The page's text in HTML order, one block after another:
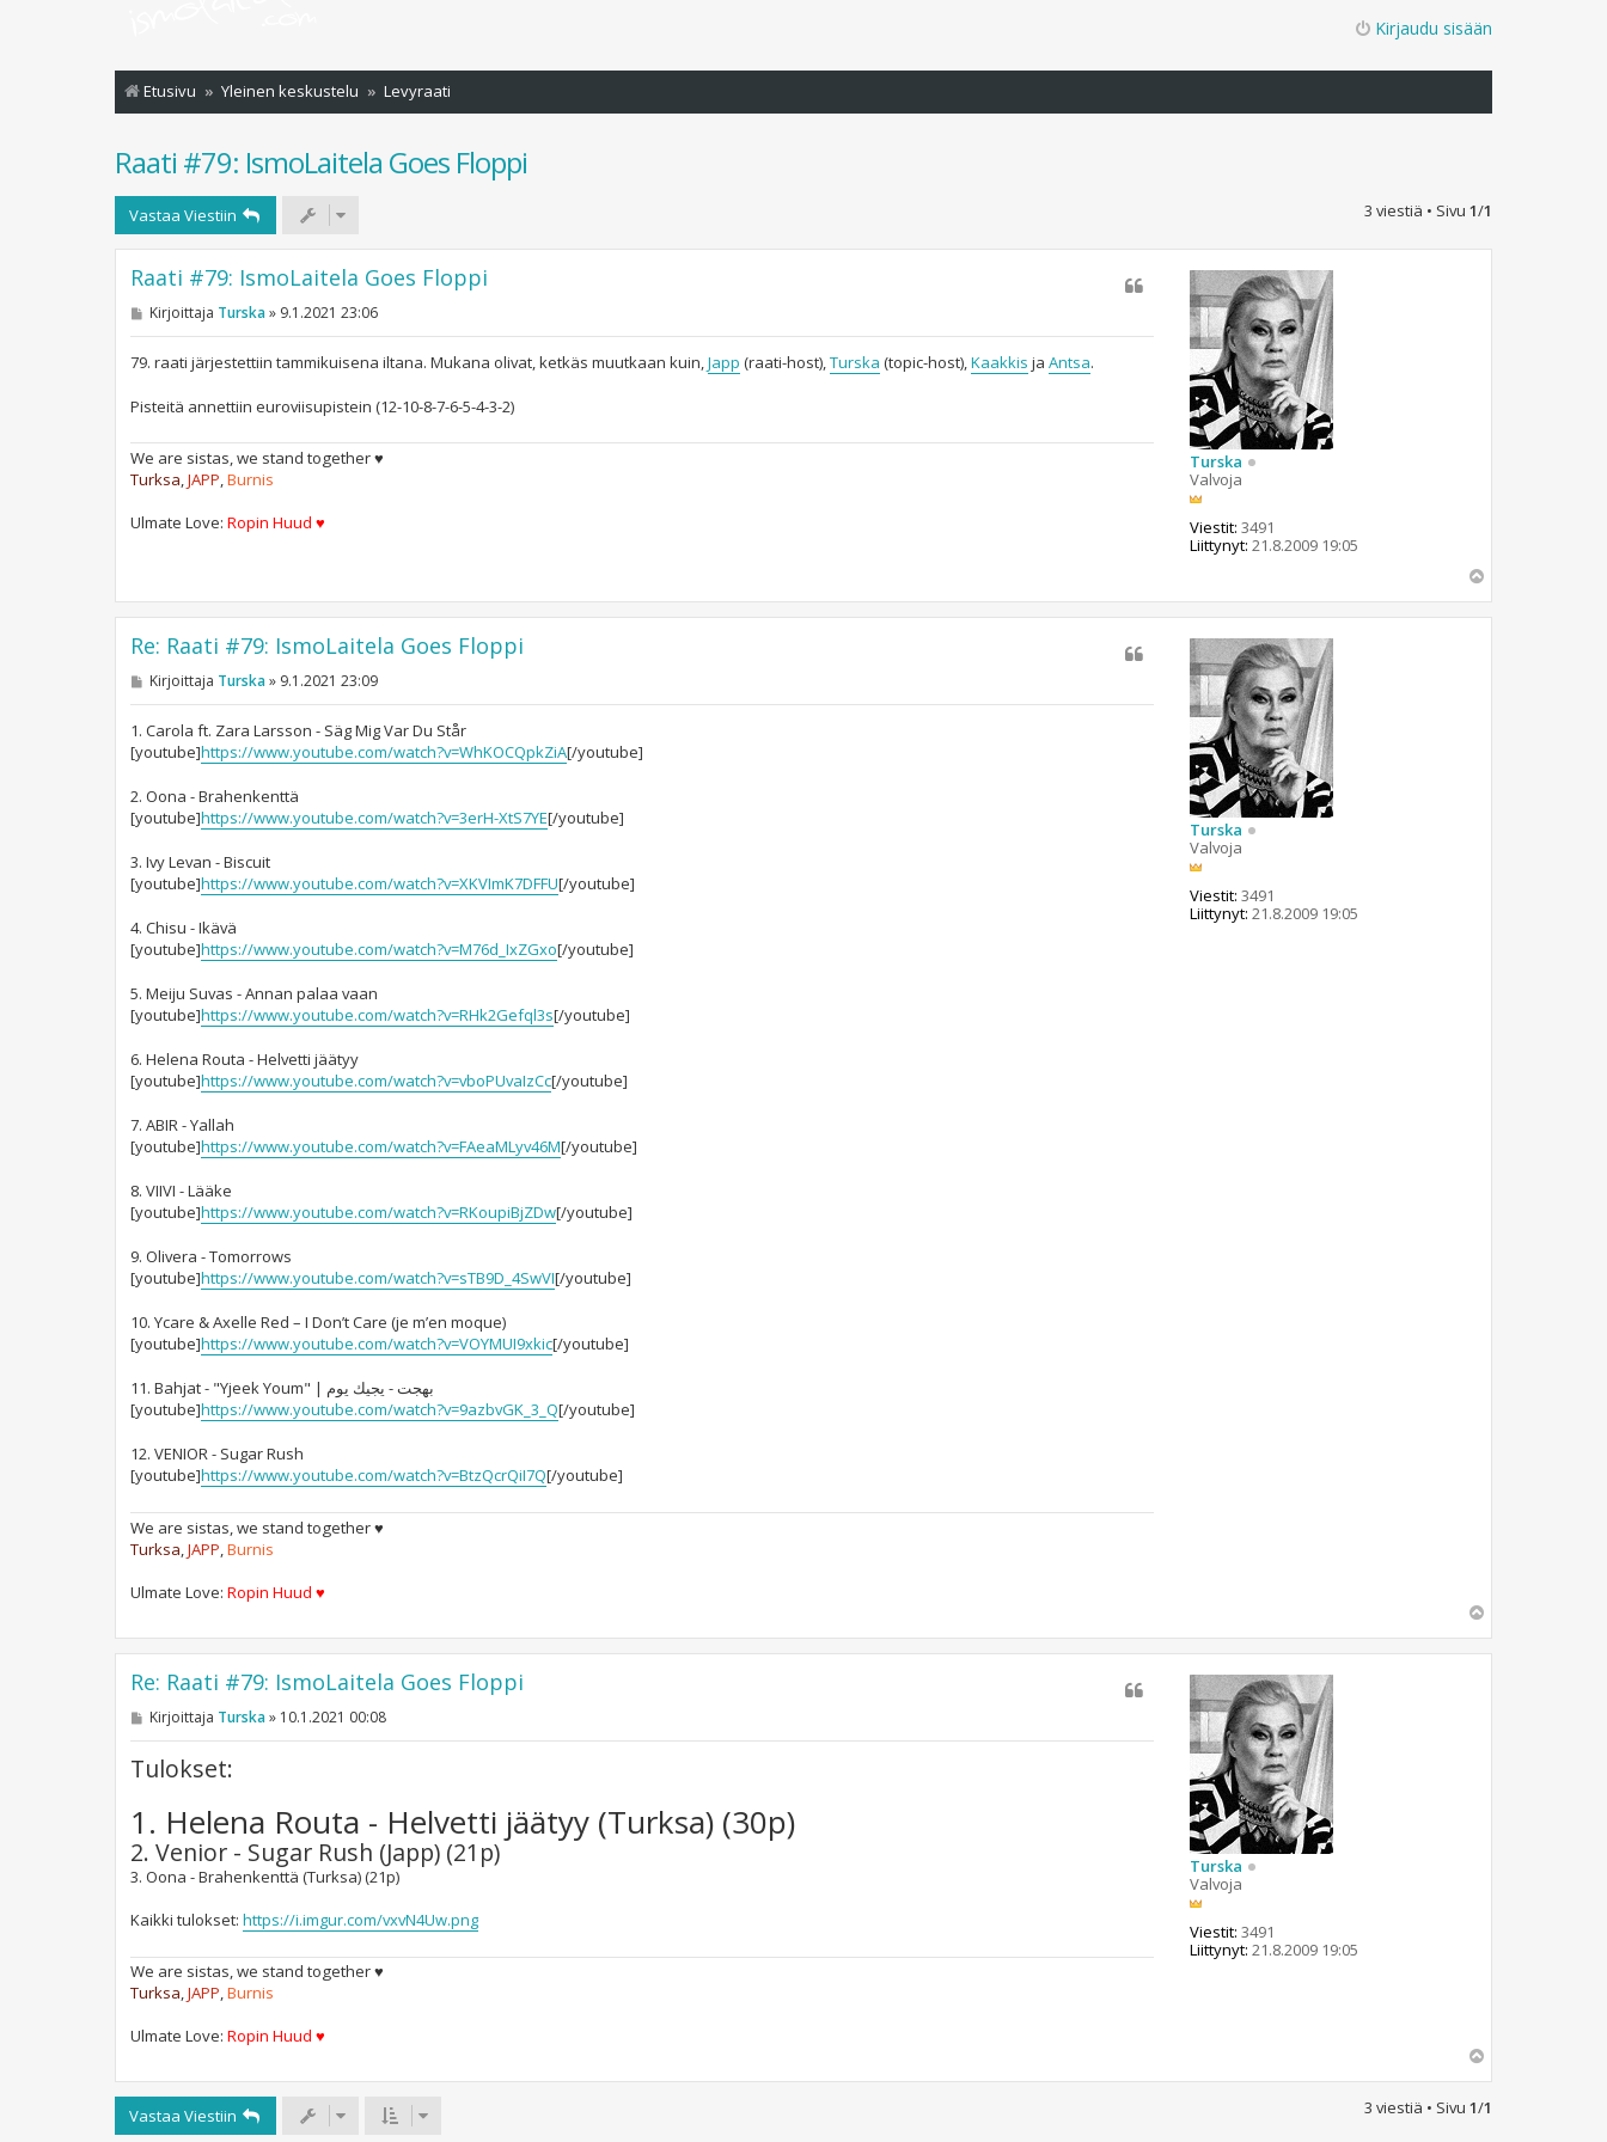
Kirjaudu sisään
Etusivu Yleinen keskustelu Levyraati
Raati #79: IsmoLaitela Goes Floppi
Vastaa Viestiin 3 viestiä • Sivu 1/1
Turska
Valvoja
Viestit: 3491
Liittynyt: 21.8.2009 19:05
Raati #79: IsmoLaitela Goes Floppi
V
s
Kirjoittaja Turska» 9.1.2021 23:06
79. raati järjestettiin tammikuisena iltana. Mukana olivat, ketkäs muutkaan kuin,Japp (raati-host),Turska (topic-host),Kaakkis ja Antsa.
Pisteitä annettiin euroviisupistein (12-10-8-7-6-5-4-3-2)
We are sistas, we stand together ♥
Turksa,JAPP,Burnis
Ulmate Love: Ropin Huud ♥
ö
Turska
Valvoja
Viestit: 3491
Liittynyt: 21.8.2009 19:05
Re: Raati #79: IsmoLaitela Goes Floppi
V
s
t
i
Kirjoittaja Turska» 9.1.2021 23:09
1. Carola ft. Zara Larsson - Säg Mig Var Du Står
[youtube]https://www.youtube.com/watch?v=WhKOCQpkZiA[/youtube]
2. Oona - Brahenkenttä
[youtube]https://www.youtube.com/watch?v=3erH-XtS7YE[/youtube]
3. Ivy Levan - Biscuit
[youtube]https://www.youtube.com/watch?v=XKVImK7DFFU[/youtube]
4. Chisu - Ikävä
[youtube]https://www.youtube.com/watch?v=M76d_IxZGxo[/youtube]
5. Meiju Suvas - Annan palaa vaan
[youtube]https://www.youtube.com/watch?v=RHk2Gefql3s[/youtube]
6. Helena Routa - Helvetti jäätyy
[youtube]https://www.youtube.com/watch?v=vboPUvaIzCc[/youtube]
7. ABIR - Yallah
[youtube]https://www.youtube.com/watch?v=FAeaMLyv46M[/youtube]
8. VIIVI - Lääke
[youtube]https://www.youtube.com/watch?v=RKoupiBjZDw[/youtube]
9. Olivera - Tomorrows
[youtube]https://www.youtube.com/watch?v=sTB9D_4SwVI[/youtube]
10. Ycare & Axelle Red – I Don’t Care (je m’en moque)
[youtube]https://www.youtube.com/watch?v=VOYMUI9xkic[/youtube]
11. Bahjat - "Yjeek Youm" | بهجت - يجيك يوم
[youtube]https://www.youtube.com/watch?v=9azbvGK_3_Q[/youtube]
12. VENIOR - Sugar Rush
[youtube]https://www.youtube.com/watch?v=BtzQcrQiI7Q[/youtube]
We are sistas, we stand together ♥
Turksa,JAPP,Burnis
Ulmate Love: Ropin Huud ♥
ö
Turska
Valvoja
Viestit: 3491
Liittynyt: 21.8.2009 19:05
Re: Raati #79: IsmoLaitela Goes Floppi
V
s
t
Kirjoittaja Turska» 10.1.2021 00:08
Tulokset:
1. Helena Routa - Helvetti jäätyy (Turksa) (30p)
2. Venior - Sugar Rush (Japp) (21p)
3. Oona - Brahenkenttä (Turksa) (21p)
Kaikki tulokset: https://i.imgur.com/vxvN4Uw.png
We are sistas, we stand together ♥
Turksa,JAPP,Burnis
Ulmate Love: Ropin Huud ♥
s
Vastaa Viestiin 3 viestiä • Sivu 1/1